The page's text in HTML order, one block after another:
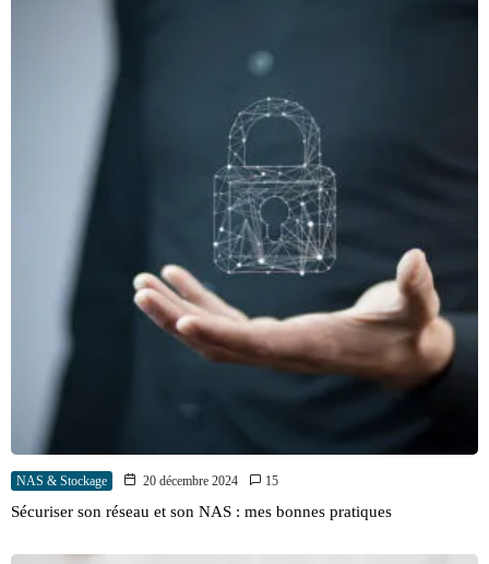
NAS & Stockage 20 décembre 2024 15
Sécuriser son réseau et son NAS : mes bonnes pratiques